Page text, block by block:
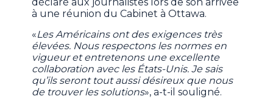
à une réunion du Cabinet à Ottawa.
«Les Américains ont des exigences très
élevées. Nous respectons les normes en
vigueur et entretenons une excellente
collaboration avec les États-Unis. Je sais
qu’ils seront tout aussi désireux que nous
de trouver les solutions», a-t-il souligné.